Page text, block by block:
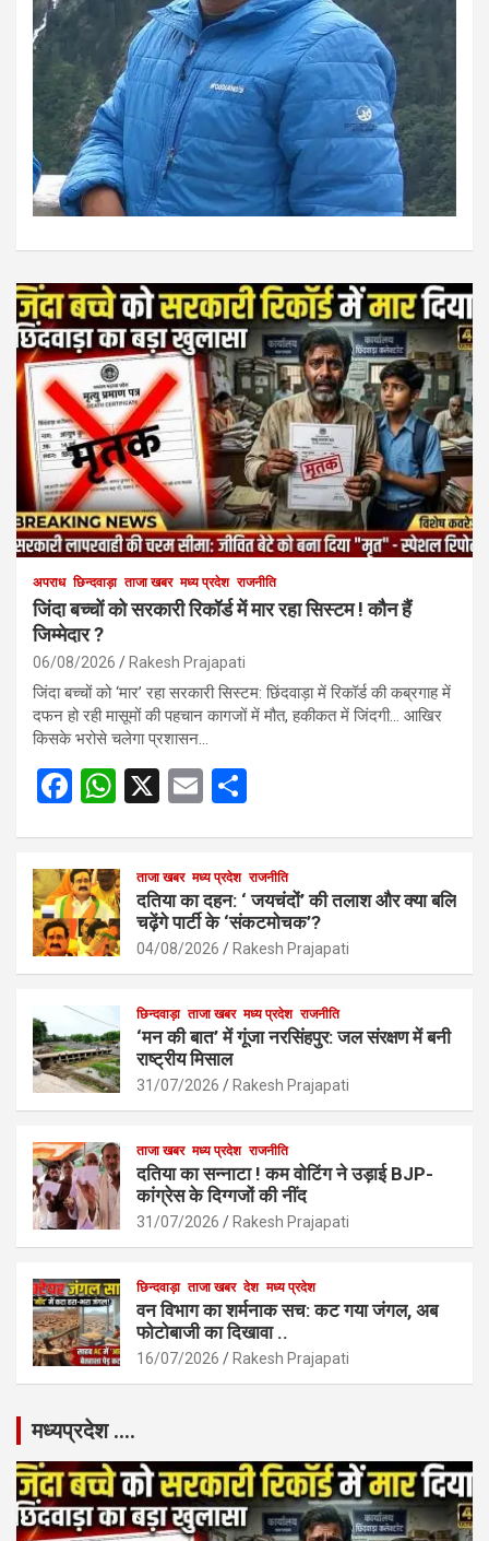
अपराध छिन्दवाड़ा ताजा खबर मध्य प्रदेश राजनीति
जिंदा बच्चों को सरकारी रिकॉर्ड में मार रहा सिस्टम ! कौन हैं
जिम्मेदार ?
06/08/2026 Rakesh Prajapati
जिंदा बच्चों को ‘मार’ रहा सरकारी सिस्टम: छिंदवाड़ा में रिकॉर्ड की कब्रगाह में
दफन हो रही मासूमों की पहचान कागजों में मौत, हकीकत में जिंदगी… आखिर
किसके भरोसे चलेगा प्रशासन…
F
b
o
o
W
s
A
p
p
X
E
e
ताजा खबर मध्य प्रदेश राजनीति
दतिया का दहन: ‘ जयचंदों’ की तलाश और क्या बलि
चढ़ेंगे पार्टी के ‘संकटमोचक’?
04/08/2026 Rakesh Prajapati
छिन्दवाड़ा ताजा खबर मध्य प्रदेश राजनीति
‘मन की बात’ में गूंजा नरसिंहपुर: जल संरक्षण में बनी
राष्ट्रीय मिसाल
31/07/2026 Rakesh Prajapati
ताजा खबर मध्य प्रदेश राजनीति
दतिया का सन्नाटा ! कम वोटिंग ने उड़ाई BJP-
कांग्रेस के दिग्गजों की नींद
31/07/2026 Rakesh Prajapati
छिन्दवाड़ा ताजा खबर देश मध्य प्रदेश
वन विभाग का शर्मनाक सच: कट गया जंगल, अब
फोटोबाजी का दिखावा ..
16/07/2026 Rakesh Prajapati
मध्यप्रदेश ….